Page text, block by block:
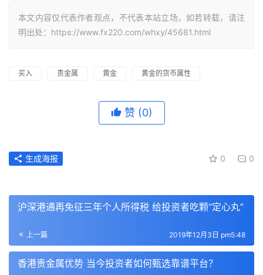
本文内容仅代表作者观点，不代表本站立场，如若转载，请注
明出处：https://www.fx220.com/whxy/45681.html
买入 贵金属 黄金 黄金的货币属性
赞 (0)
0 0
生成海报
沪深港通再免征三年个人所得税 给投资者吃颗“定心丸”
上一篇 2019年12月3日 pm5:48
香港贵金属优势 当今投资者如何甄选靠谱平台？